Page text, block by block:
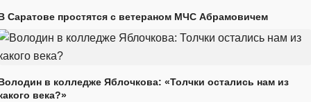
Саратове простятся с ветераном МЧС Абрамовичем
в колледже Яблочкова: «Толчки остались нам из
века?»